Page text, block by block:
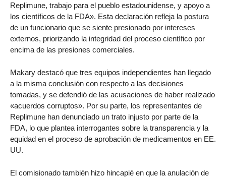
Replimune, trabajo para el pueblo estadounidense, y apoyo a
los científicos de la FDA». Esta declaración refleja la postura
de un funcionario que se siente presionado por intereses
externos, priorizando la integridad del proceso científico por
encima de las presiones comerciales.
Makary destacó que tres equipos independientes han llegado
a la misma conclusión con respecto a las decisiones
tomadas, y se defendió de las acusaciones de haber realizado
«acuerdos corruptos». Por su parte, los representantes de
Replimune han denunciado un trato injusto por parte de la
FDA, lo que plantea interrogantes sobre la transparencia y la
equidad en el proceso de aprobación de medicamentos en EE.
UU.
El comisionado también hizo hincapié en que la anulación de